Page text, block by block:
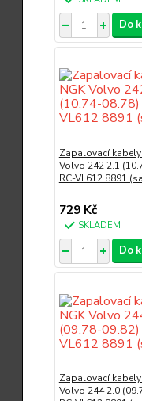
Do
Zapalovací kabely
Volvo 242 2.1
RC-VL612 8891
729 Kč
SKLADEM
Do
Zapalovací kabely
Volvo 244 2.0